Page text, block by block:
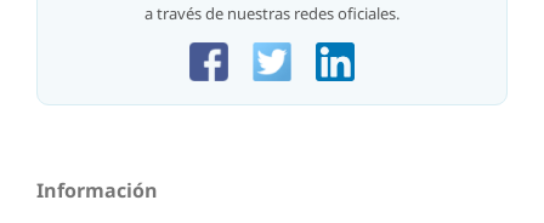
a través de nuestras redes oficiales.
Información